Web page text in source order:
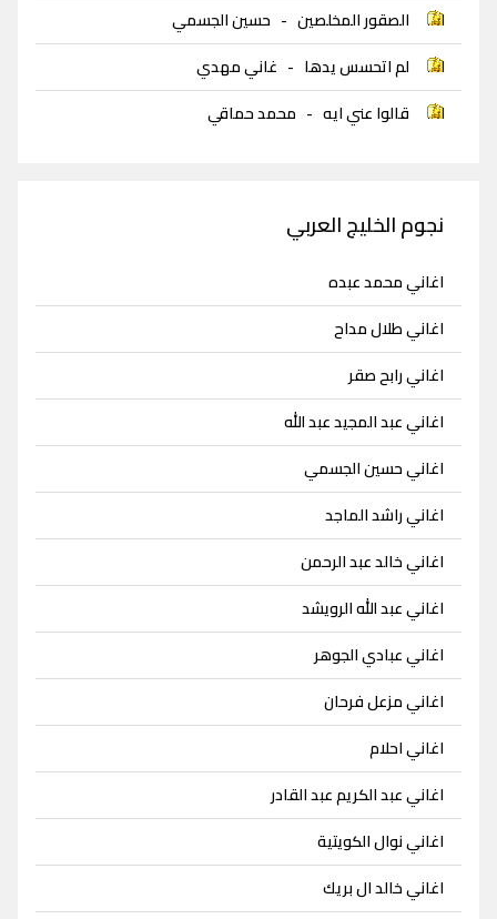
الصقور المخلصين - حسين الجسمي
لم اتحسس يدها - غاني مهدي
قالوا عني ايه - محمد حماقي
نجوم الخليج العربي
اغاني محمد عبده
اغاني طلال مداح
اغاني رابح صقر
اغاني عبد المجيد عبد الله
اغاني حسين الجسمي
اغاني راشد الماجد
اغاني خالد عبد الرحمن
اغاني عبد الله الرويشد
اغاني عبادي الجوهر
اغاني مزعل فرحان
اغاني احلام
اغاني عبد الكريم عبد القادر
اغاني نوال الكويتية
اغاني خالد ال بريك